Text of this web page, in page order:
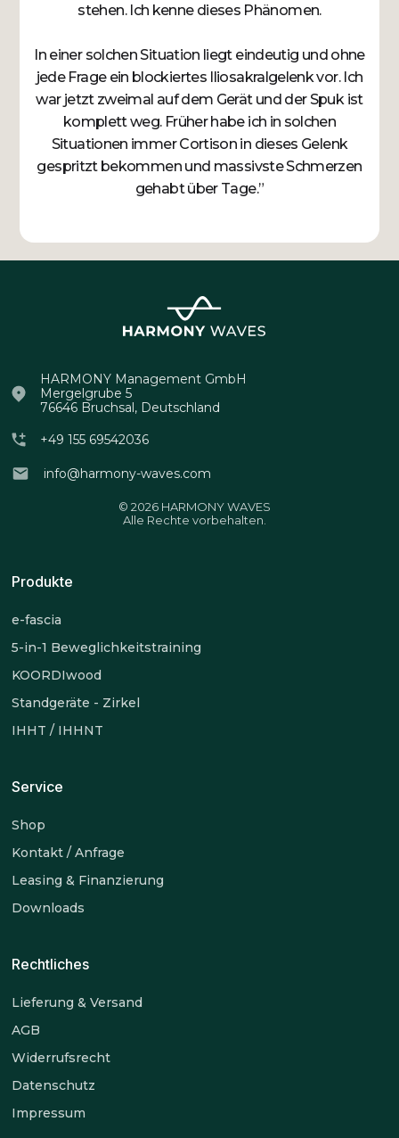
stehen. Ich kenne dieses Phänomen.
In einer solchen Situation liegt eindeutig und ohne
jede Frage ein blockiertes Iliosakralgelenk vor. Ich
war jetzt zweimal auf dem Gerät und der Spuk ist
komplett weg. Früher habe ich in solchen
Situationen immer Cortison in dieses Gelenk
gespritzt bekommen und massivste Schmerzen
gehabt über Tage.”
HARMONY Management GmbH
Mergelgrube 5
76646 Bruchsal, Deutschland
+49 155 69542036
info@harmony-waves.com
© 2026 HARMONY WAVES
Alle Rechte vorbehalten.
Produkte
e-fascia
5-in-1 Beweglichkeitstraining
KOORDIwood
Standgeräte - Zirkel
IHHT / IHHNT
Service
Shop
Kontakt / Anfrage
Leasing & Finanzierung
Downloads
Rechtliches
Lieferung & Versand
AGB
Widerrufsrecht
Datenschutz
Impressum